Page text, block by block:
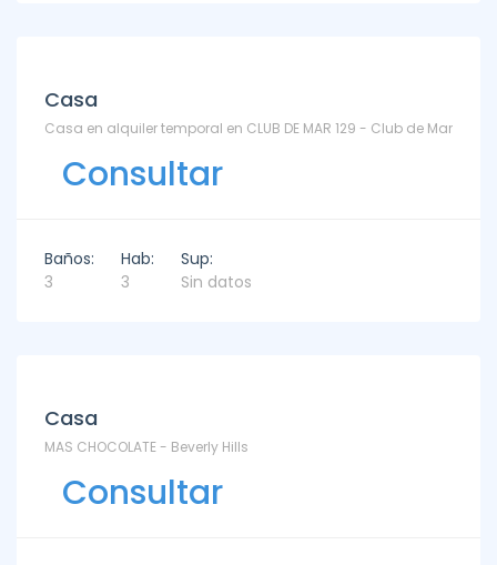
Casa
Casa en alquiler temporal en CLUB DE MAR 129 - Club de Mar
Consultar
Baños:
3
Hab:
3
Sup:
Sin datos
Casa
MAS CHOCOLATE - Beverly Hills
Consultar